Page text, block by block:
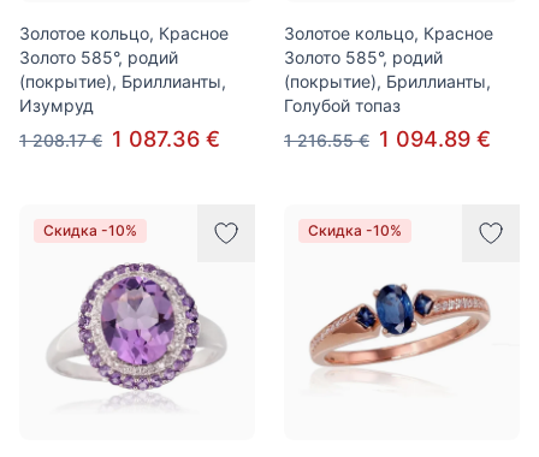
Золотое кольцо, Красное
Золото 585°, родий
(покрытие), Бриллианты,
Изумруд
1 208.17 € 1 087.36 €
Золотое кольцо, Красное
Золото 585°, родий
(покрытие), Бриллианты,
Голубой топаз
1 216.55 € 1 094.89 €
Скидка -10% Скидка -10%